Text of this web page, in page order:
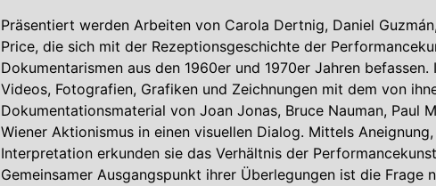
Präsentiert werden Arbeiten von Carola Dertnig, Daniel
Price, die sich mit der Rezeptionsgeschichte der
Dokumentarismen aus den 1960er und 1970er Jahren
Videos, Fotografien, Grafiken und Zeichnungen mit dem von
Dokumentationsmaterial von Joan Jonas, Bruce Nauman, Paul
Wiener Aktionismus in einen visuellen Dialog. Mittels
Interpretation erkunden sie das Verhältnis der
Gemeinsamer Ausgangspunkt ihrer Überlegungen ist die Frage